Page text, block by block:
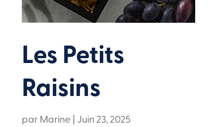
Les Petits
Raisins
parMarine | Juin 23, 2025